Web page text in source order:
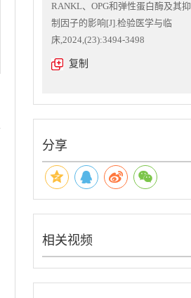
RANKL、OPG和弹性蛋白酶及其抑
制因子的影响[J].检验医学与临
床,2024,(23):3494-3498
复制
分享
相关视频